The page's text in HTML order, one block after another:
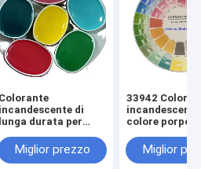
Colorante
incandescente di
lunga durata per
18-4 / 1345-
0
Miglior prezzo
33942
colore
plastica
Miglior